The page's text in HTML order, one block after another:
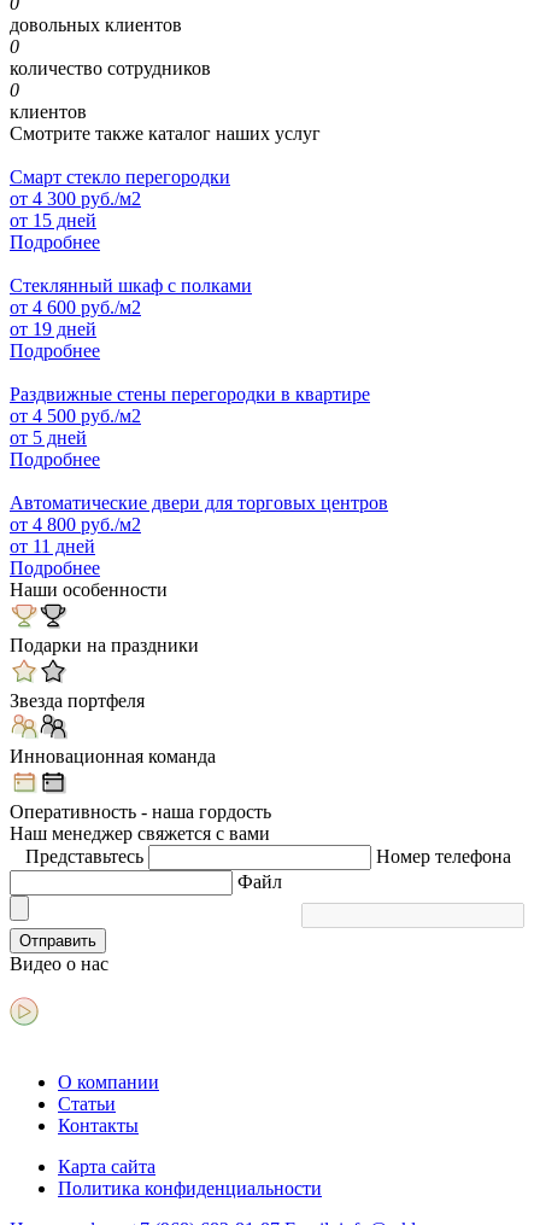
довольных клиентов
0
количество сотрудников
0
клиентов
Смотрите также каталог наших услуг
Смарт стекло перегородки
от 4 300 руб./м2
от 15 дней
Подробнее
Стеклянный шкаф с полками
от 4 600 руб./м2
от 19 дней
Подробнее
Раздвижные стены перегородки в квартире
от 4 500 руб./м2
от 5 дней
Подробнее
Автоматические двери для торговых центров
от 4 800 руб./м2
от 11 дней
Подробнее
Наши особенности
Подарки на праздники
Звезда портфеля
Инновационная команда
Оперативность - наша гордость
Наш менеджер свяжется с вами
Представьтесь
Номер телефона
Файл
Отправить
Видео о нас
О компании
Статьи
Контакты
Карта сайта
Политика конфиденциальности